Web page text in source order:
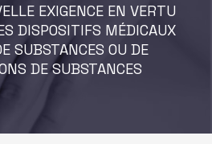
EXIGENCE EN VERTU
DISPOSITIFS MÉDICAUX
SUBSTANCES OU DE
DE SUBSTANCES